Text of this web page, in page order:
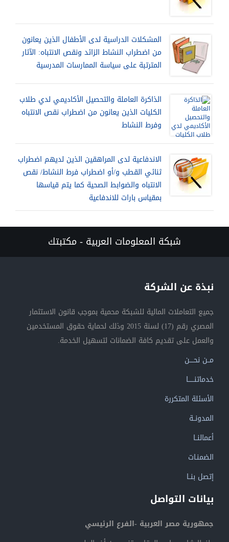
المشكلات الدراسية لدى الأطفال الذين يعانون
من اضطراب النشاط الزائد ونقص الانتباه: الآثار
المترتبة على سياسة الممارسات المدرسية
الذاكرة العاملة والتحصيل الأكاديمي لدي طلاب
الكليات الذين يعانون من اضطراب نقص الانتباه
وفرط النشاط
الاندفاعية لدى المراهقين الذين لديهم اضطراب
ثنائي القطب و/أو اضطراب فرط النشاط/ نقص
الانتباه والضوابط الصحية كما يتم قياسها
بمقياس بارات للاندفاعية
شبكة المعلومات العربية - مكتبتك
نبذة عن الشركة
جميع التعاملات المالية للشبكة محمية بموجب قانون الاستثمار
المصري رقم (17) لسنة 2015 وذلك لحماية حقوق المستخدمين
والعمل على تقديم كافة الضمانات لتسهيل الخدمة.
مــن نحــــن
خدماتنــــــا
الأسئلة المتكررة
المدونــة
أعمالنــا
الضمنـات
إتصل بنــا
بيانات التواصل
جمهورية مصر العربية -الفرع الرئيسي